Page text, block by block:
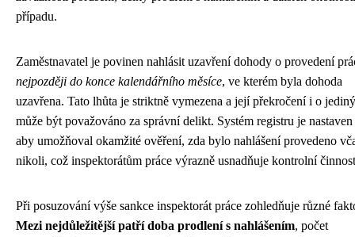
případu.
Zaměstnavatel je povinen nahlásit uzavření dohody o provedení
nejpozději do konce kalendářního měsíce, ve kterém byla dohoda
uzavřena. Tato lhůta je striktně vymezena a její překročení i o
může být považováno za správní delikt. Systém registru je
aby umožňoval okamžité ověření, zda bylo nahlášení provedeno
nikoli, což inspektorátům práce výrazně usnadňuje kontrolní
Při posuzování výše sankce inspektorát práce zohledňuje různé
Mezi nejdůležitější patří doba prodlení s nahlášením, počet